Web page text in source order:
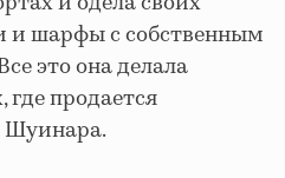
и шарфы с собственным
это она делала
где продается
Шуинара.